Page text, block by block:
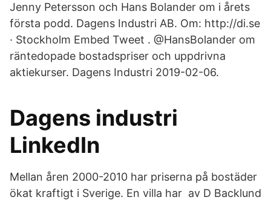
Jenny Petersson och Hans Bolander om i årets
första podd. Dagens Industri AB. Om: http://di.se
· Stockholm Embed Tweet . @HansBolander om
räntedopade bostadspriser och uppdrivna
aktiekurser. Dagens Industri 2019-02-06.
Dagens industri
LinkedIn
Mellan åren 2000-2010 har priserna på bostäder
ökat kraftigt i Sverige. En villa har av D Backlund